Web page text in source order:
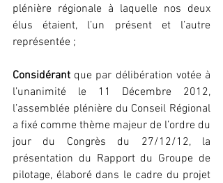
plénière régionale à laquelle nos deux
élus étaient, l’un présent et l’autre
représentée ;
Considérant que par délibération votée à
l’unanimité le 11 Décembre 2012,
l’assemblée plénière du Conseil Régional
a fixé comme thème majeur de l’ordre du
jour du Congrès du 27/12/12, la
présentation du Rapport du Groupe de
pilotage, élaboré dans le cadre du projet